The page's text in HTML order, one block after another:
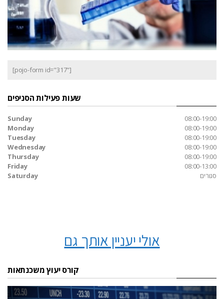
[pojo-form id="317"]
שעות פעילות הסניפים
Sunday
08:00-19:00
Monday
08:00-19:00
Tuesday
08:00-19:00
Wednesday
08:00-19:00
Thursday
08:00-19:00
Friday
08:00-13:00
Saturday
סגורים
אולי יעניין אותך גם
קורס יעוץ משכנתאות